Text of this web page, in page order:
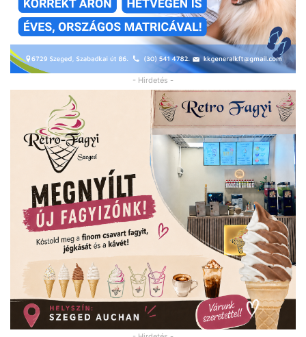
- Hirdetés -